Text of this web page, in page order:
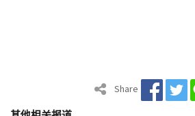
Share